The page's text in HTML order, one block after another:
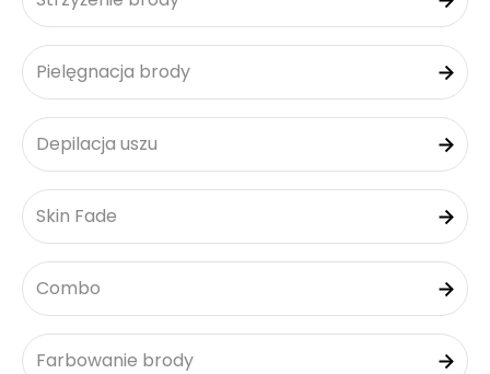
Pielęgnacja brody
Depilacja uszu
Skin Fade
Combo
Farbowanie brody